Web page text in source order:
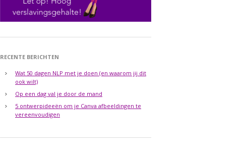
RECENTE BERICHTEN
Wat 50 dagen NLP met je doen (en waarom jij dit
ook wilt)
Op een dag val je door de mand
5 ontwerpideeën om je Canva afbeeldingen te
vereenvoudigen